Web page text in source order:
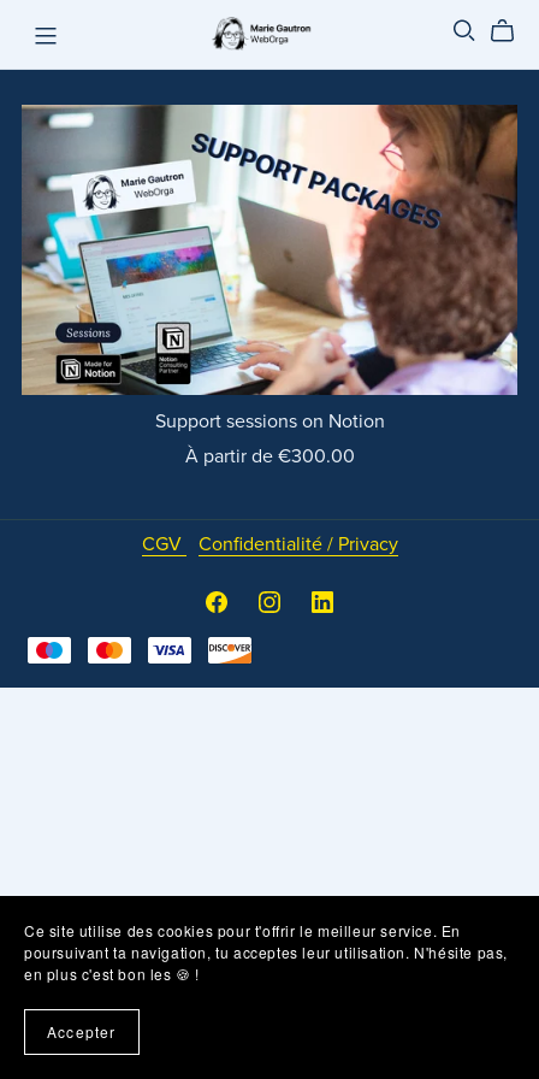
Support sessions on Notion
À partir de €300.00
CGV Confidentialité / Privacy
Ce site utilise des cookies pour t'offrir le meilleur service. En
poursuivant ta navigation, tu acceptes leur utilisation. N'hésite pas,
en plus c'est bon les 🍪 !
Accepter